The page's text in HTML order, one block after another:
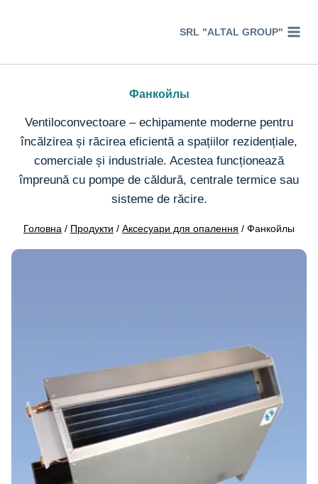
SRL "ALTAL GROUP"
Фанкойлы
Ventiloconvectoare – echipamente moderne pentru
încălzirea și răcirea eficientă a spațiilor rezidențiale,
comerciale și industriale. Acestea funcționează
împreună cu pompe de căldură, centrale termice sau
sisteme de răcire.
Головна / Продукти / Аксесуари для опалення / Фанкойлы